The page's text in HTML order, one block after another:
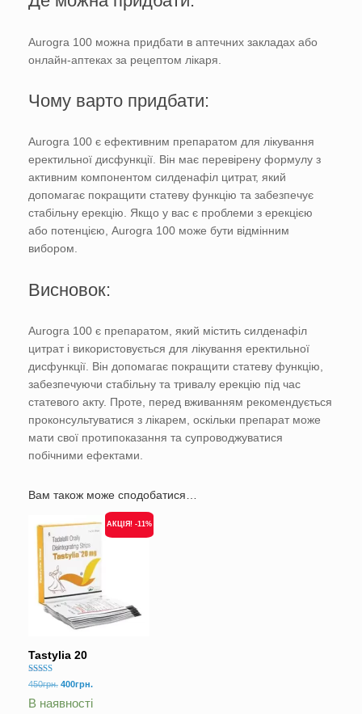
Aurogra 100 можна придбати в аптечних закладах або
онлайн-аптеках за рецептом лікаря.
Чому варто придбати:
Aurogra 100 є ефективним препаратом для лікування
еректильної дисфункції. Він має перевірену формулу з
активним компонентом силденафіл цитрат, який
допомагає покращити статеву функцію та забезпечує
стабільну ерекцію. Якщо у вас є проблеми з ерекцією
або потенцією, Aurogra 100 може бути відмінним
вибором.
Висновок:
Aurogra 100 є препаратом, який містить силденафіл
цитрат і використовується для лікування еректильної
дисфункції. Він допомагає покращити статеву функцію,
забезпечуючи стабільну та тривалу ерекцію під час
статевого акту. Проте, перед вживанням рекомендується
проконсультуватися з лікарем, оскільки препарат може
мати свої протипоказання та супроводжуватися
побічними ефектами.
Вам також може сподобатися…
АКЦІЯ! -11%
Tastylia 20
Оцінено в
5.00
з 5
450грн. Оригінальна
450грн..
400грн.
400грн..
В наявності